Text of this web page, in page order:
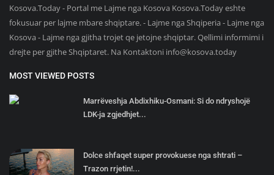
Kosova.Today - Portal me Lajme nga Kosova Kosova.Today eshte
fokusuar per lajme mbare shqiptare. - Lajme nga Shqiperia - Lajme nga
Kosova - Lajme nga gjitha trojet qe jetojne shqiptar. Qellimi informimi i
drejte per gjithe Shqiptaret. Na Kontaktoni info@kosova.today
MOST VIEWED POSTS
Marrëveshja Abdixhiku-Osmani: Si do ndryshojë
LDK-ja zgjedhjet...
Dolce shfaqet super provokuese nga shtrati –
Trazon rrjetin!...